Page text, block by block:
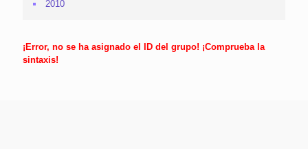
2010
¡Error, no se ha asignado el ID del grupo! ¡Comprueba la
sintaxis!